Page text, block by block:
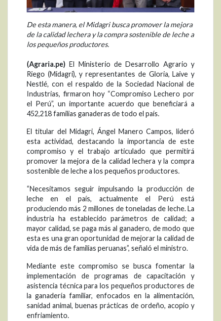
De esta manera, el Midagri busca promover la mejora
de la calidad lechera y la compra sostenible de leche a
los pequeños productores.
(Agraria.pe) El Ministerio de Desarrollo Agrario y
Riego (Midagri), y representantes de Gloria, Laive y
Nestlé, con el respaldo de la Sociedad Nacional de
Industrias, firmaron hoy “Compromiso Lechero por
el Perú”, un importante acuerdo que beneficiará a
452,218 familias ganaderas de todo el país.
El titular del Midagri, Ángel Manero Campos, lideró
esta actividad, destacando la importancia de este
compromiso y el trabajo articulado que permitirá
promover la mejora de la calidad lechera y la compra
sostenible de leche a los pequeños productores.
“Necesitamos seguir impulsando la producción de
leche en el país, actualmente el Perú está
produciendo más 2 millones de toneladas de leche. La
industria ha establecido parámetros de calidad; a
mayor calidad, se paga más al ganadero, de modo que
esta es una gran oportunidad de mejorar la calidad de
vida de más de familias peruanas”, señaló el ministro.
Mediante este compromiso se busca fomentar la
implementación de programas de capacitación y
asistencia técnica para los pequeños productores de
la ganadería familiar, enfocados en la alimentación,
sanidad animal, buenas prácticas de ordeño, acopio y
enfriamiento.